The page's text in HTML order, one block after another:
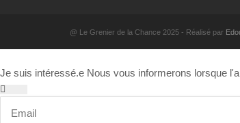
@ Le Grenier de la Chance 2025 - Réalisé par
Je suis intéressé.e Nous vous informerons lorsque